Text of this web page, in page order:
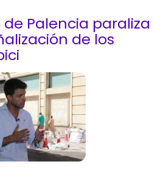
Palencia paraliza
de los